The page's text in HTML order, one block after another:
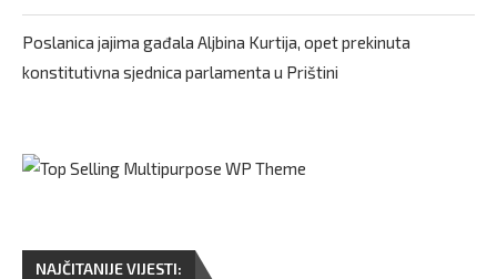
Poslanica jajima gađala Aljbina Kurtija, opet prekinuta
konstitutivna sjednica parlamenta u Prištini
NAJČITANIJE VIJESTI: